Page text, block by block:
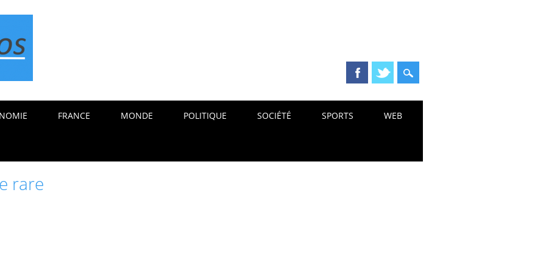
FRANCE MONDE POLITIQUE SOCIÉTÉ SPORTS WEB
rare